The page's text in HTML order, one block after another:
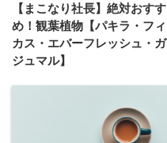
【まこなり社長】絶対おすす
め！観葉植物【パキラ・フィ
カス・エバーフレッシュ・ガ
ジュマル】